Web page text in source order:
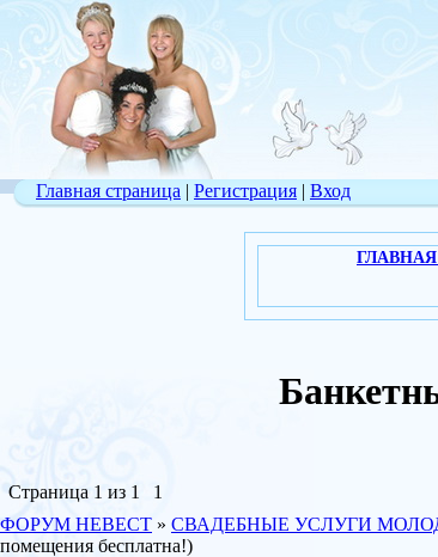
Главная страница | Регистрация | Вход
Страница 1 из 1
1
ФОРУМ НЕВЕСТ » СВАДЕБНЫЕ УСЛУГИ
помещения бесплатна!)